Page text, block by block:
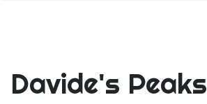
Davide's Peaks